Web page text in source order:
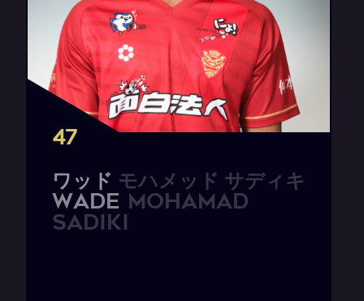
47
ワ ッ ド モハメ ッ ド サディ キ
WADE Mohamad
Sadiki